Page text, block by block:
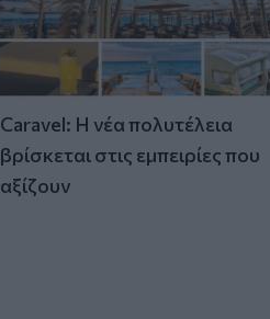
Caravel: Η νέα πολυτέλεια
βρίσκεται στις εμπειρίες που
αξίζουν